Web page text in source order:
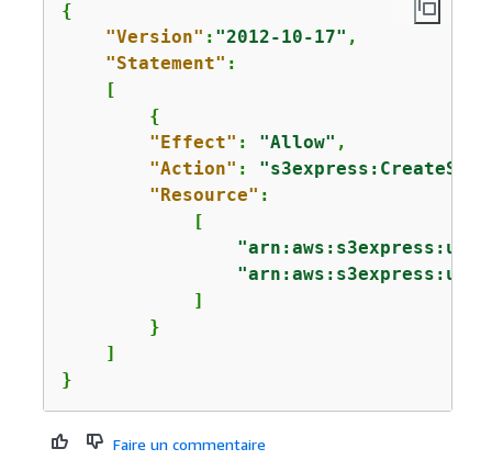
{
"Version" : "2012-10-17" ,
"Statement" :
    [
{
"Effect" : "Allow" ,
"Action" :
"Resource" :
            [
"arn:aws:s3express:us-
"arn:aws:s3express:us-
            ]
        }
    ]
}
Faire un commentaire